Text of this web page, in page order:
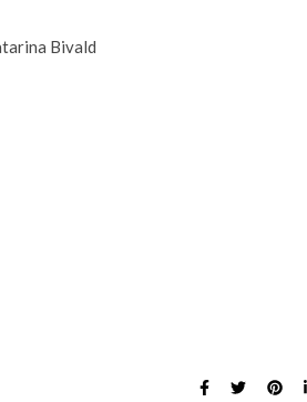
Bivald